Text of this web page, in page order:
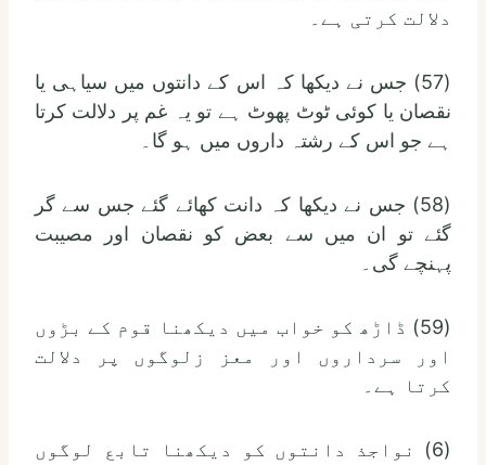
دلالت کرتی ہے۔
(57) جس نے دیکھا کہ اس کے دانتوں میں سیاہی یا
نقصان یا کوئی ٹوٹ پھوٹ ہے تو یہ غم پر دلالت کرتا
ہے جو اس کے رشتہ داروں میں ہو گا۔
(58) جس نے دیکھا کہ دانت کھائے گئے جس سے گر
گئے تو ان میں سے بعض کو نقصان اور مصیبت
پہنچے گی۔
(59) ڈاڑھ کو خواب میں دیکھنا قوم کے بڑوں
اور سرداروں اور معز زلوگوں پر دلالت
کرتا ہے۔
(6) نواجذ دانتوں کو دیکھنا تابع لوگوں